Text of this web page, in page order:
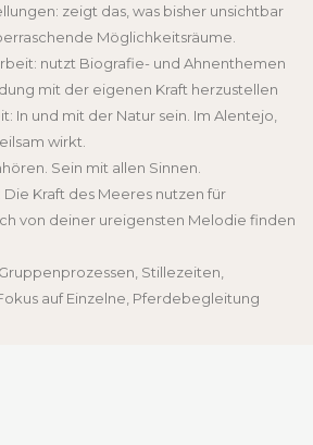
zeigt das, was bisher unsichtbar
Möglichkeitsräume.
nutzt Biografie- und Ahnenthemen
mit der eigenen Kraft herzustellen
In und mit der Natur sein. Im Alentejo,
wirkt.
Sein mit allen Sinnen.
Die Kraft des Meeres nutzen für
von deiner ureigensten Melodie finden
Stillezeiten,
auf Einzelne, Pferdebegleitung